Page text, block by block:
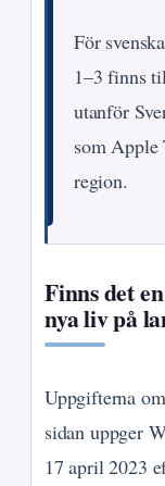
För
1–3 finns
utanför
som
region.
Finns det
nya liv på
Uppgifterna
sidan uppger
17 april 2023